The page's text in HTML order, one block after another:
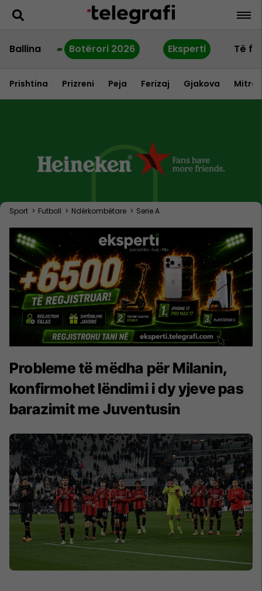
Ballina Botërori 2026 Eksperti Të
Prishtina Prizreni Peja Ferizaj Gjakova
Sport > Futboll > Ndërkombëtare > Serie A
Probleme të mëdha për Milanin,
konfirmohet lëndimi i dy yjeve pas
barazimit me Juventusin